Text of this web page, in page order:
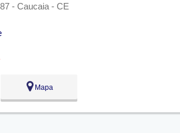
- Caucaia - CE
Mapa